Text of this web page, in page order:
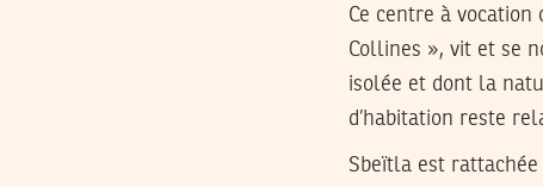
Ce centre à
Collines », vit et se
isolée et dont la
d’habitation reste
Sbeïtla est